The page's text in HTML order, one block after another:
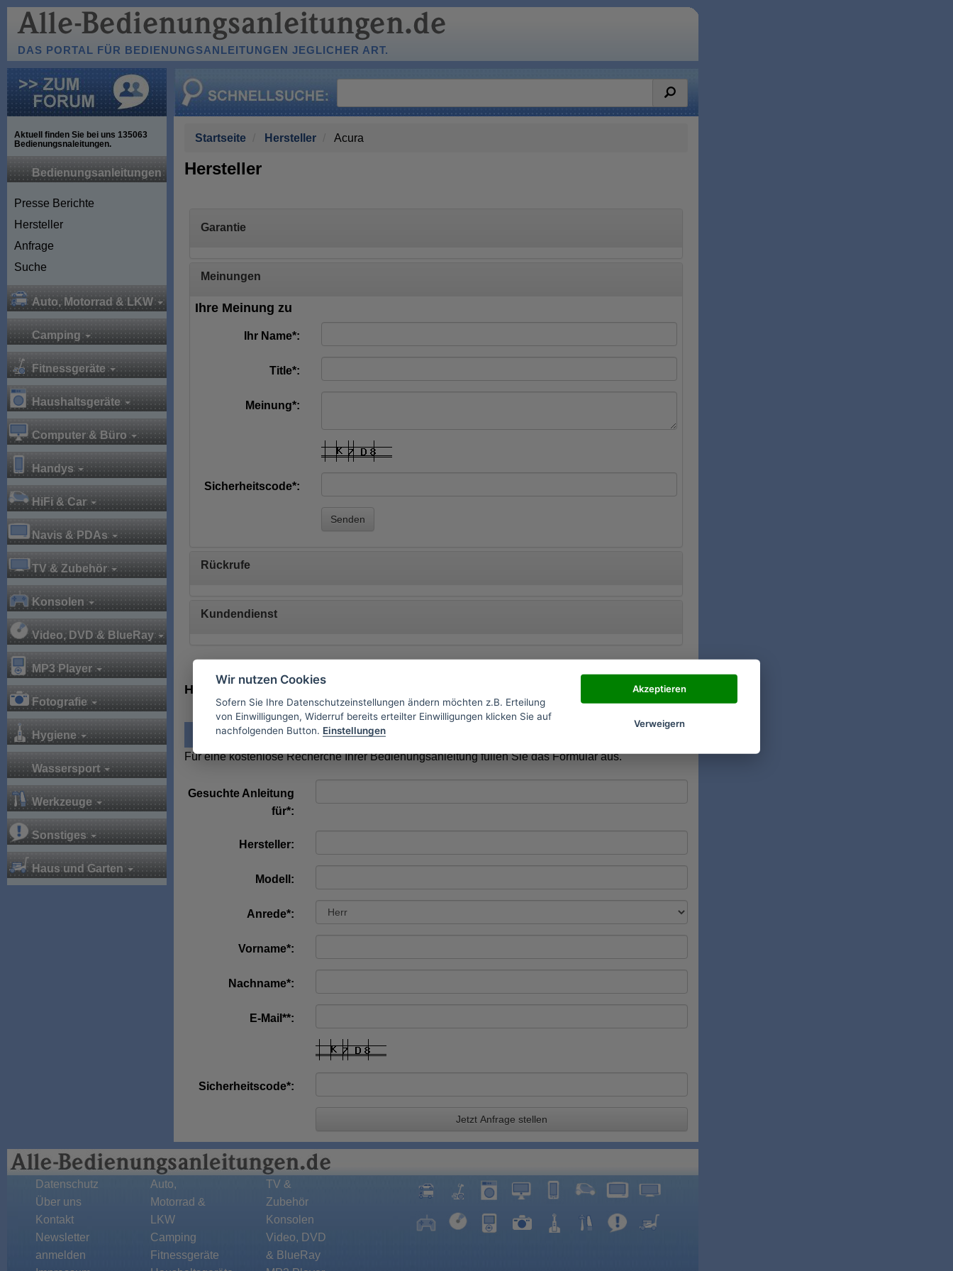
DAS PORTAL FÜR BEDIENUNGSANLEITUNGEN JEGLICHER ART.
Aktuell finden Sie bei uns 135063
Bedienungsnaleitungen.
Bedienungsanleitungen
Presse Berichte
Hersteller
Anfrage
Suche
Auto, Motorrad & LKW
Camping
Fitnessgeräte
Haushaltsgeräte
Computer & Büro
Handys
HiFi & Car
Navis & PDAs
TV & Zubehör
Konsolen
Video, DVD & BlueRay
MP3 Player
Fotografie
Hygiene
Wassersport
Werkzeuge
Sonstiges
Haus und Garten
Startseite Hersteller Acura
Hersteller
Garantie
Meinungen
Ihre Meinung zu
Ihr Name*:
Title*:
Meinung*:
Sicherheitscode*:
Senden
Rückrufe
Kundendienst
Hier finden Sie alle Bedienungsanleitungen des Herstelles
Anfrage Recherche Bedienungsanleitungen
Für eine kostenlose Recherche Ihrer Bedienungsanleitung füllen Sie das Formular aus.
Gesuchte Anleitung
für*:
Hersteller:
Modell:
Anrede*:
Vorname*:
Nachname*:
E-Mail**:
Sicherheitscode*:
Jetzt Anfrage stellen
Datenschutz
Über uns
Kontakt
Newsletter
anmelden
Auto,
Motorrad &
LKW
Camping
Fitnessgeräte
TV &
Zubehör
Konsolen
Video, DVD
& BlueRay
Wir nutzen Cookies
Sofern Sie Ihre Datenschutzeinstellungen ändern möchten z.B. Erteilung
von Einwilligungen, Widerruf bereits erteilter Einwilligungen klicken Sie auf
nachfolgenden Button. Einstellungen
Akzeptieren
Verweigern